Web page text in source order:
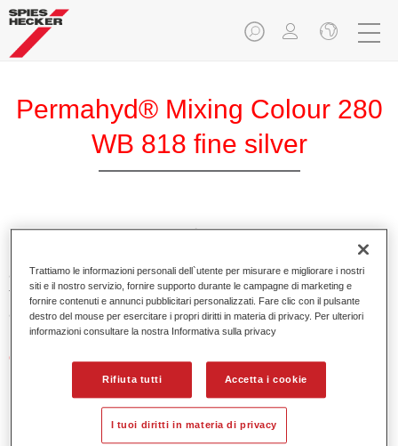
Permahyd® Mixing Colour 280
WB 818 fine silver
PermahydMixing Colour 280 è adatto per un uso con
Permahyd Pearl Base Coat 285, un sistema di base opaca
all’acqua di alta qualità. È basata su una speciale
tecnologia di dispersione poliuretanica per vernici pastello e
ad effetto.
Caratteristiche del prodotto
Applicazione semplice e veloce in 1,5 mani.
Buona verticalità.
Trattiamo le informazioni personali dell`utente per misurare e migliorare i nostri
siti e il nostro servizio, fornire supporto durante le campagne di marketing e
fornire contenuti e annunci pubblicitari personalizzati. Fare clic con il pulsante
destro del mouse per esercitare i propri diritti in materia di privacy. Per ulteriori
informazioni consultare la nostra Informativa sulla privacy
Rifiuta tutti Accetta i cookie
I tuoi diritti in materia di privacy